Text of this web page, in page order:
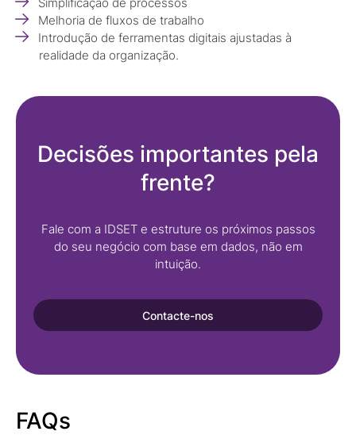
Simplificação de processos
Melhoria de fluxos de trabalho
Introdução de ferramentas digitais ajustadas à
realidade da organização.
Decisões importantes pela
frente?
Fale com a IDSET e estruture os próximos passos
do seu negócio com base em dados, não em
intuição.
Contacte-nos
FAQs